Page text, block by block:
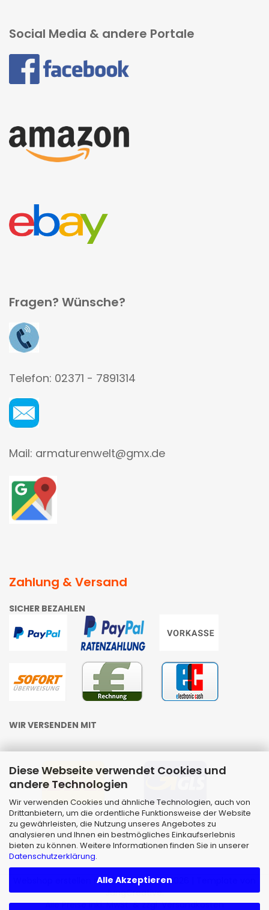
Diese Webseite verwendet Cookies und
andere Technologien
Wir verwenden Cookies und ähnliche Technologien, auch von
Drittanbietern, um die ordentliche Funktionsweise der Website
zu gewährleisten, die Nutzung unseres Angebotes zu
analysieren und Ihnen ein bestmögliches Einkaufserlebnis
bieten zu können. Weitere Informationen finden Sie in unserer
Datenschutzerklärung.
Alle Akzeptieren
Social Media & andere Portale
Fragen? Wünsche?
Telefon: 02371 - 7891314
Mail: armaturenwelt@gmx.de
Zahlung & Versand
SICHER BEZAHLEN
WIR VERSENDEN MIT
mit Gambio.de © 2026 | Template von
JungCreative.
Alle Preise inkl. MwSt. & zzgl. Versandkosten